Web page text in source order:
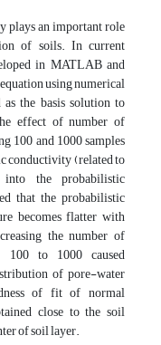
plays an important role
of soils. In current
in MATLAB and
using numerical
the basis solution to
effect of number of
100 and 1000 samples
(related to
the probabilistic
that the probabilistic
becomes flatter with
the number of
100 to 1000 caused
of pore-water
of fit of normal
close to the soil
of soil layer.